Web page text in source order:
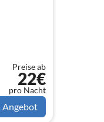
Preise ab
22€
pro Nacht
Angebot